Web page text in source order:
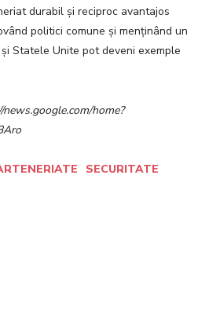
durabil și reciproc avantajos
politici comune și menținând un
Statele Unite pot deveni exemple
home?
SECURITATE